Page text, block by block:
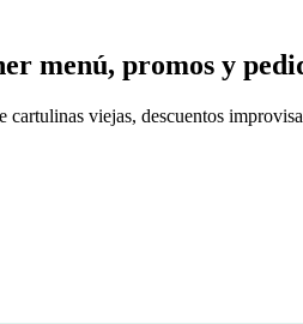
menú, promos y
viejas, descuentos